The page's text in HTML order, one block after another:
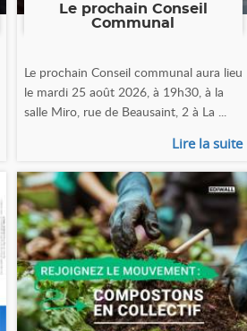
Le prochain Conseil
Communal
Le prochain Conseil communal aura lieu
le mardi 25 août 2026, à 19h30, à la
salle Miro, rue de Beausaint, 2 à La ...
Lire la suite